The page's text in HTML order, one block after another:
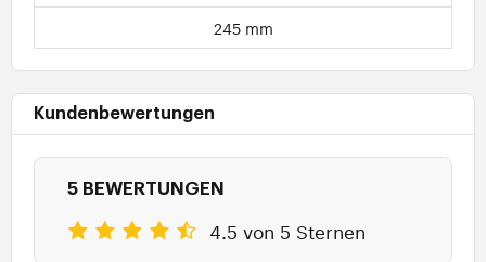
245 mm
Kundenbewertungen
5 BEWERTUNGEN
4.5 von 5 Sternen